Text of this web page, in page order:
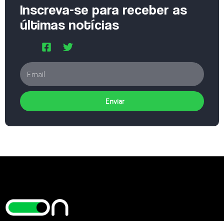
Inscreva-se para receber as
últimas notícias
Enviar